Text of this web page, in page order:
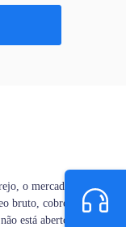
o mercado de
bruto, cobre, etc. tem
está aberto por 22